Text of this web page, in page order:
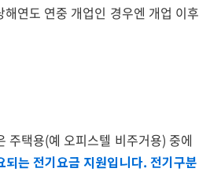
연도 연중 개업인 경우엔 개업 이후
주택용(예 오피스텔 비주거용) 중에
는 전기요금 지원입니다. 전기구분